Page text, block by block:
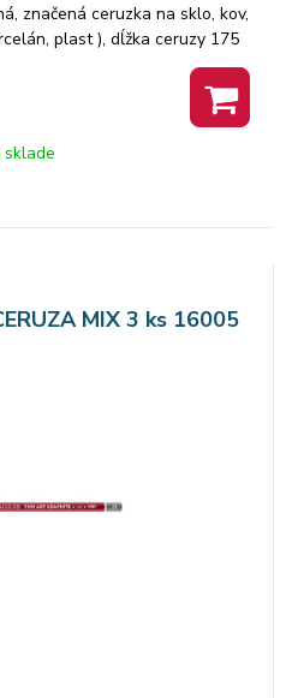
značená ceruzka na sklo, kov,
plast ), dĺžka ceruzy 175
tuhy 4,5 mm. za sucha
sklade
MIX 3 ks 16005